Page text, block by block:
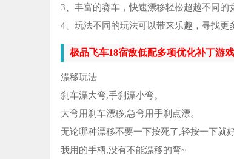
3、丰富的赛车，快速漂移轻松超越不同的
4、玩法不同的玩法可以带来乐趣，寻找更
极品飞车18宿敌低配多项优化补丁游
漂移玩法
刹车漂大弯,手刹漂小弯。
大弯用刹车漂移,急弯用手刹点漂。
无论哪种漂移不要一下按死了,轻按一下就
我用的手柄,没有不能漂移的弯~